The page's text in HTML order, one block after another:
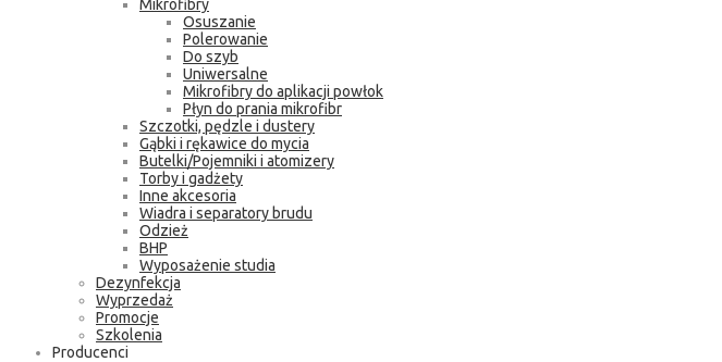
Mikrofibry
Osuszanie
Polerowanie
Do szyb
Uniwersalne
Mikrofibry do aplikacji powłok
Płyn do prania mikrofibr
Szczotki, pędzle i dustery
Gąbki i rękawice do mycia
Butelki/Pojemniki i atomizery
Torby i gadżety
Inne akcesoria
Wiadra i separatory brudu
Odzież
BHP
Wyposażenie studia
Dezynfekcja
Wyprzedaż
Promocje
Szkolenia
Producenci